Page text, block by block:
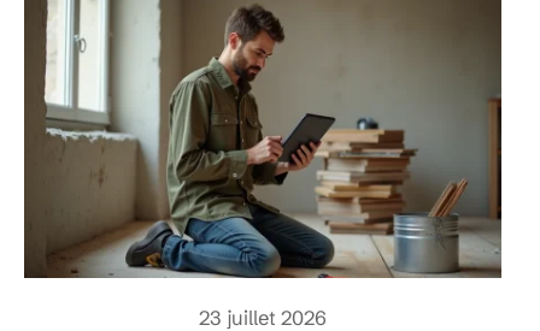
23 juillet 2026